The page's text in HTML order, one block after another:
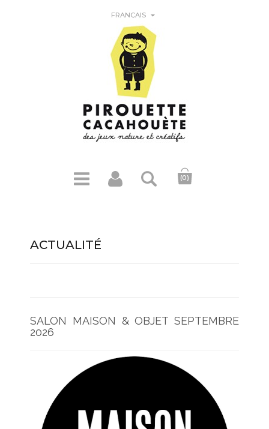
FRANÇAIS 
(0)
ACTUALITÉ
SALON MAISON & OBJET SEPTEMBRE
2026